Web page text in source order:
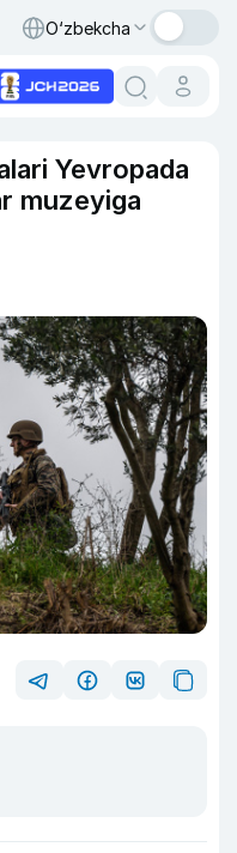
O‘zbekcha
Yevropada
muzeyiga